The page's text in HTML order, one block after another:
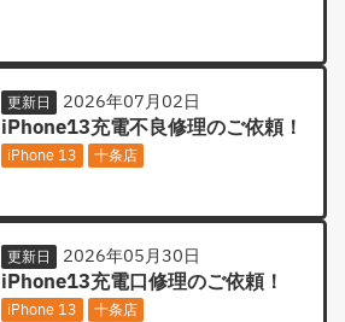
更新日 2026年07月02日
iPhone13充電不良修理のご依頼！
iPhone 13 十条店
更新日 2026年05月30日
iPhone13充電口修理のご依頼！
iPhone 13 十条店